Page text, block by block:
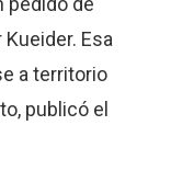
Esa
a territorio
publicó el